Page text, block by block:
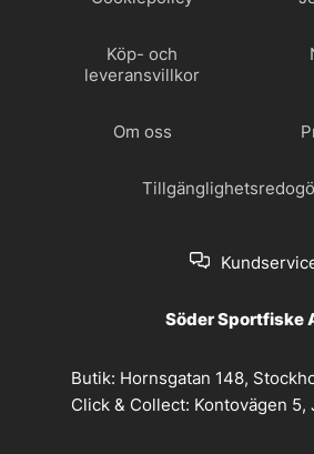
Köp- och
leveransvillkor
Om oss
Söder Sportfiske
Butik: Hornsgatan 148,
Click & Collect: Kontovägen 5,